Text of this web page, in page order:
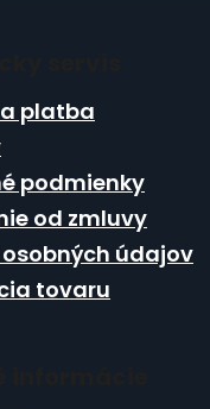
platba
podmienky
od zmluvy
údajov
tovaru